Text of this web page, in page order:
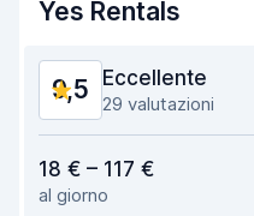
Yes Rentals
9,5 Eccellente
29 valutazioni
Facile da trovare
18 € – 117 €
al giorno